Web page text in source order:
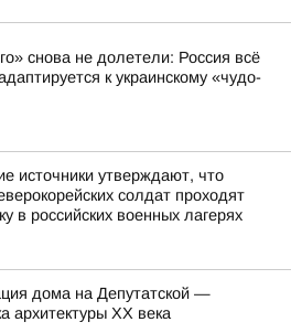
снова не долетели: Россия всё
к украинскому «чудо-
источники утверждают, что
солдат проходят
в российских военных лагерях
дома на Депутатской —
архитектуры ХХ века